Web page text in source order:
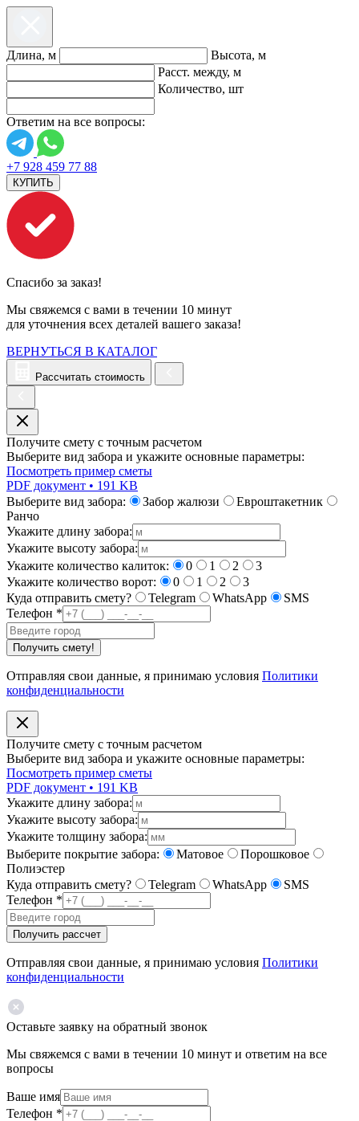
Длина, м
Высота, м
Расст. между, м
Количество, шт
Ответим на все вопросы:
+7 928 459 77 88
КУПИТЬ
Спасибо за заказ!
Мы свяжемся с вами в течении 10 минут
для уточнения всех деталей вашего заказа!
ВЕРНУТЬСЯ В КАТАЛОГ
Рассчитать стоимость
Получите смету с точным расчетом
Выберите вид забора и укажите основные параметры:
Посмотреть пример сметы
PDF документ • 191 KB
Выберите вид забора:
Забор жалюзи
Евроштакетник
Ранчо
Укажите длину забора:
Укажите высоту забора:
Укажите количество калиток:
0 1 2
3
Укажите количество ворот:
0 1 2
3
Куда отправить смету?
Telegram WhatsApp
SMS
Телефон *
Получить смету!
Отправляя свои данные, я принимаю условия Политики
конфиденциальности
Получите смету с точным расчетом
Выберите вид забора и укажите основные параметры:
Посмотреть пример сметы
PDF документ • 191 KB
Укажите длину забора:
Укажите высоту забора:
Укажите толщину забора:
Выберите покрытие забора:
Матовое
Порошковое
Полиэстер
Куда отправить смету?
Telegram WhatsApp
SMS
Телефон *
Получить рассчет
Отправляя свои данные, я принимаю условия Политики
конфиденциальности
Оставьте заявку на обратный звонок
Мы свяжемся с вами в течении 10 минут и ответим на все
вопросы
Ваше имя
Телефон *